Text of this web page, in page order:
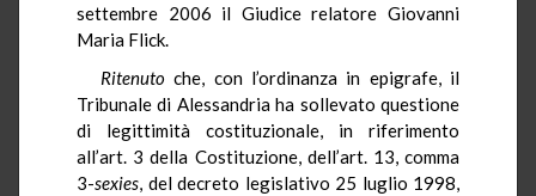
settembre 2006 il Giudice relatore Giovanni
Maria Flick.
Ritenutoche, con l’ordinanza in epigrafe, il
Tribunale di Alessandria ha sollevato questione
di legittimità costituzionale, in riferimento
all’art. 3 della Costituzione, dell’art. 13, comma
3-sexies, del decreto legislativo 25 luglio 1998,